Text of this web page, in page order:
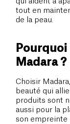
tout en
de la peau.
Madara ?
Choisir
beauté qui
produits sont
aussi pour la
son empreinte